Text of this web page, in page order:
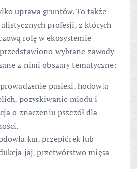
uprawa gruntów. To także
profesji, z których
rolę w ekosystemie
wybrane zawody
z nimi obszary tematyczne:
pasieki, hodowla
pozyskiwanie miodu i
o znaczeniu pszczół dla
kur, przepiórek lub
jaj, przetwórstwo mięsa